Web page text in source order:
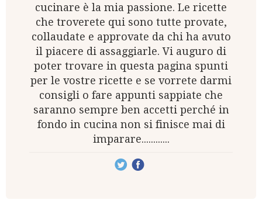
cucinare è la mia passione. Le ricette
che troverete qui sono tutte provate,
collaudate e approvate da chi ha avuto
il piacere di assaggiarle. Vi auguro di
poter trovare in questa pagina spunti
per le vostre ricette e se vorrete darmi
consigli o fare appunti sappiate che
saranno sempre ben accetti perché in
fondo in cucina non si finisce mai di
imparare............